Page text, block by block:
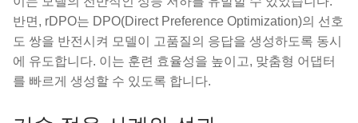
반면, rDPO는 DPO(Direct Preference Optimization)의 선호
도 쌍을 반전시켜 모델이 고품질의 응답을 생성하도록 동시
에 유도합니다. 이는 훈련 효율성을 높이고, 맞춤형 어댑터
를 빠르게 생성할 수 있도록 합니다.